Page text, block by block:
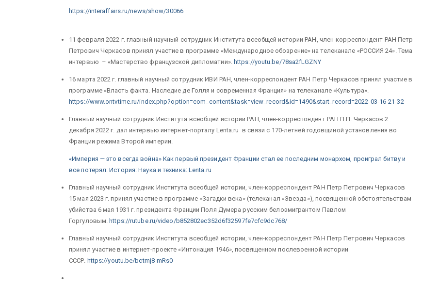
https://interaffairs.ru/news/show/30066
11 февраля 2022 г. главный научный сотрудник Института всеобщей истории РАН, член-корреспондент РАН Петр
Петрович Черкасов принял участие в программе «Международное обозрение» на телеканале «РОССИЯ 24». Тема
интервью – «Мастерство французской дипломатии». https://youtu.be/78sa2fLGZNY
16 марта 2022 г. главный научный сотрудник ИВИ РАН, член-корреспондент РАН Петр Черкасов принял участие в
программе «Власть факта. Наследие де Голля и современная Франция» на телеканале «Культура».
https://www.ontvtime.ru/index.php?option=com_content&task=view_record&id=1490&start_record=2022-03-16-21-32
Главный научный сотрудник Института всеобщей истории РАН, член-корреспондент РАН П.П. Черкасов 2
декабря 2022 г. дал интервью интернет-порталу Lenta.ru в связи с 170-летней годовщиной установления во
Франции режима Второй империи.
«Империя — это всегда война» Как первый президент Франции стал ее последним монархом, проиграл битву и
все потерял: История: Наука и техника: Lenta.ru
Главный научный сотрудник Института всеобщей истории, член-корреспондент РАН Петр Петрович Черкасов
15 мая 2023 г. принял участие в программе «Загадки века» (телеканал «Звезда»), посвященной обстоятельствам
убийства 6 мая 1931 г. президента Франции Поля Думера русским белоэмигрантом Павлом
Горгуловым. https://rutube.ru/video/b852802ec352d6f32597fe7cfc9dc768/
Главный научный сотрудник Института всеобщей истории, член-корреспондент РАН Петр Петрович Черкасов
принял участие в интернет-проекте «Интонация 1946», посвященном послевоенной истории
СССР. https://youtu.be/bctmj8-mRs0